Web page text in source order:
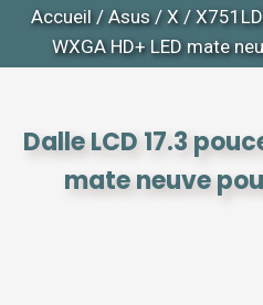
Accueil/ Asus/ X/ X751LD
WXGA HD+ LED mate
Dalle LCD 17.3
mate neuve